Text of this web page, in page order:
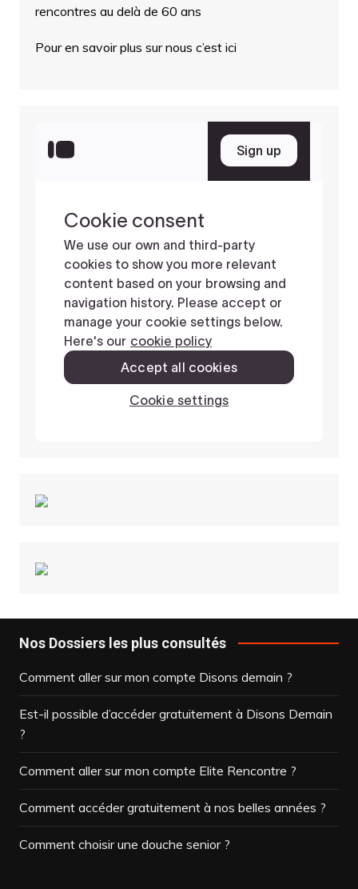
rencontres au delà de 60 ans
Pour en savoir plus sur nous c’est ici
Nos Dossiers les plus consultés
Comment aller sur mon compte Disons demain ?
Est-il possible d’accéder gratuitement à Disons Demain
?
Comment aller sur mon compte Elite Rencontre ?
Comment accéder gratuitement à nos belles années ?
Comment choisir une douche senior ?